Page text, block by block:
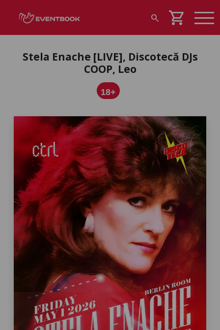
search shopping_cart
Stela Enache [LIVE], Discotecă DJs
COOP, Leo
18+